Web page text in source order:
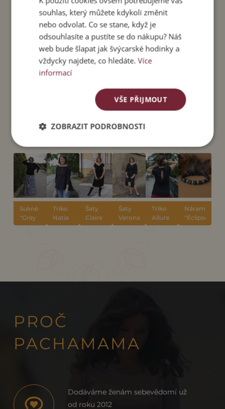
lemu
122 82 50
138 92 50
SOUVISEJÍCÍ
PRODUKTY
Sukně
"Grey
Idris"
Triko
Natia
"Black"
Šaty
Claire
"Black"
Šaty
Verona
"Black"
Triko
Allure
s
Náramek
"Eclipse"
PROČ
PACHAMAMA
Dodáváme ženám sebevědomí už
od roku 2012
souhlas, který můžete kdykoli změnit
nebo odvolat. Co se stane, když je
odsouhlasíte a pustíte se do nákupu? Náš
web bude šlapat jak švýcarské hodinky a
vždycky najdete, co hledáte.Více
informací
VŠE PŘIJMOUT
ZOBRAZIT PODROBNOSTI